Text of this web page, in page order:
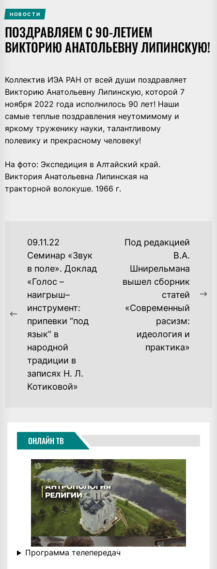
НОВОСТИ
ПОЗДРАВЛЯЕМ С 90-ЛЕТИЕМ
ВИКТОРИЮ АНАТОЛЬЕВНУ ЛИПИНСКУЮ!
Коллектив ИЭА РАН от всей души поздравляет
Викторию Анатольевну Липинскую, которой 7
ноября 2022 года исполнилось 90 лет! Наши
самые теплые поздравления неутомимому и
яркому труженику науки, талантливому
полевику и прекрасному человеку!
На фото: Экспедиция в Алтайский край.
Виктория Анатольевна Липинская на
тракторной волокуше. 1966 г.
НАВИГАЦИЯ
ЗАПИСЯМ
Previous
post:
09.11.22
Семинар «Звук
в поле». Доклад
«Голос –
наигрыш–
инструмент:
припевки “под
язык” в
народной
традиции в
записях Н. Л.
Котиковой»
Под редакцией
В.А.
Шнирельмана
вышел сборник
статей
«Современный
расизм:
идеология и
практика»
ОНЛАЙН ТВ
Программа телепередач